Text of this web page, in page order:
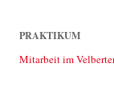
PRAKTIKUM
Mitarbeit im